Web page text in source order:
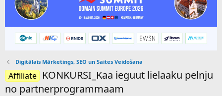
Digitālais Mārketings, SEO un Saites Veidošana
Affiliate
KONKURSI_Kaa ieguut lielaaku pelnju
no partnerprogrammaam